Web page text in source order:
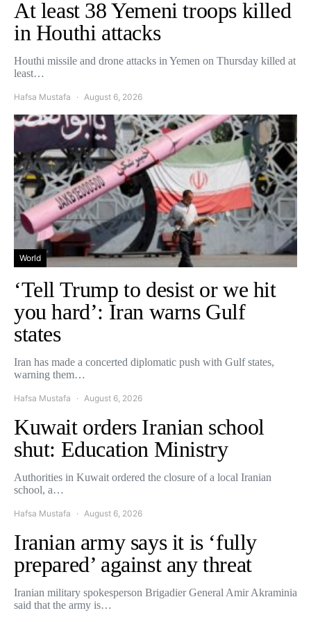
At least 38 Yemeni troops killed
in Houthi attacks
Houthi missile and drone attacks in Yemen on Thursday killed at
least…
Hafsa Mustafa August 6, 2026
World
‘Tell Trump to desist or we hit
you hard’: Iran warns Gulf
states
Iran has made a concerted diplomatic push with Gulf states,
warning them…
Hafsa Mustafa August 6, 2026
Kuwait orders Iranian school
shut: Education Ministry
Authorities in Kuwait ordered the closure of a local Iranian
school, a…
Hafsa Mustafa August 6, 2026
Iranian army says it is ‘fully
prepared’ against any threat
Iranian military spokesperson Brigadier General Amir Akraminia
said that the army is…